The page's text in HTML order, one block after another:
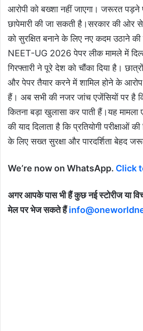
आरोपी को बख्शा नहीं जाएगा। जरूरत पड़ने
छापेमारी की जा सकती है।सरकार की ओर से
को सुरक्षित बनाने के लिए नए कदम उठाने की
NEET-UG 2026 पेपर लीक मामले में
गिरफ्तारी ने पूरे देश को चौंका दिया है।
और पेपर तैयार करने में शामिल होने के आरोप
हैं। अब सभी की नजर जांच एजेंसियों पर है
कितना बड़ा खुलासा कर पाती हैं।यह मामला
की याद दिलाता है कि प्रतियोगी परीक्षाओं
के लिए सख्त सुरक्षा और पारदर्शिता बेहद
We’re now on WhatsApp. Click
अगर आपके पास भी हैं कुछ नई स्टोरीज या
मेल पर भेज सकते हैं